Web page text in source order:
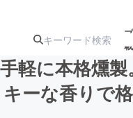
手軽に本格燻
キーな香りで